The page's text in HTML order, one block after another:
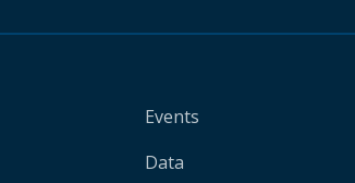
Events
Data